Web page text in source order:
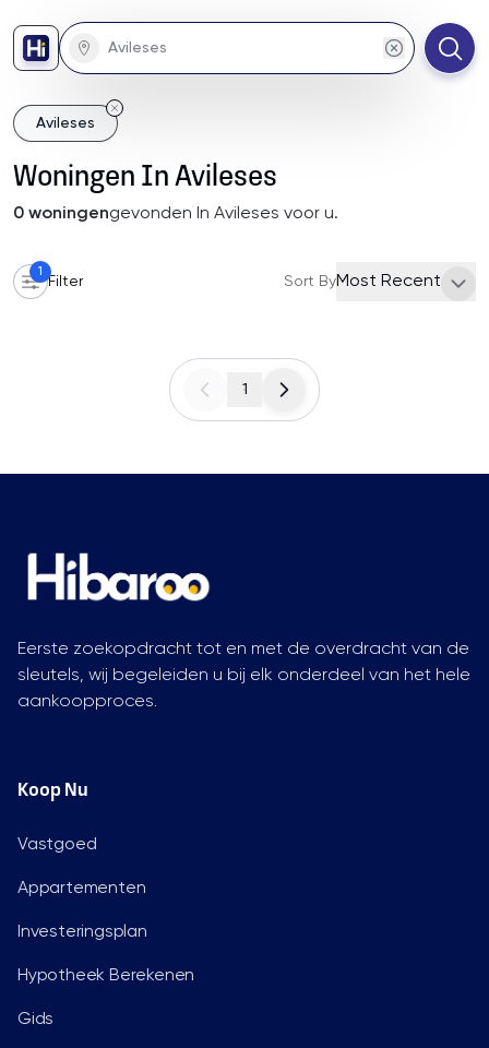
Avileses
Woningen In Avileses
0 woningengevonden In Avileses voor u.
1
Filter Sort ByMost Recent
1
Eerste zoekopdracht tot en met de overdracht van de
sleutels, wij begeleiden u bij elk onderdeel van het hele
aankoopproces.
Koop Nu
Vastgoed
Appartementen
Investeringsplan
Hypotheek Berekenen
Gids